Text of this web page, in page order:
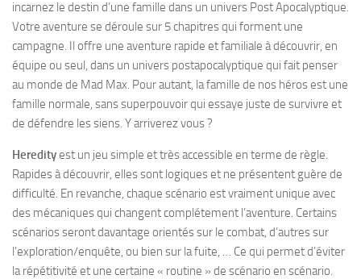
incarnez le destin d’une famille dans un univers Post Apocalyptique.
Votre aventure se déroule sur 5 chapitres qui forment une
campagne. Il offre une aventure rapide et familiale à découvrir, en
équipe ou seul, dans un univers postapocalyptique qui fait penser
au monde de Mad Max. Pour autant, la famille de nos héros est une
famille normale, sans superpouvoir qui essaye juste de survivre et
de défendre les siens. Y arriverez vous ?
Heredityest un jeu simple et très accessible en terme de règle.
Rapides à découvrir, elles sont logiques et ne présentent guère de
difficulté. En revanche, chaque scénario est vraiment unique avec
des mécaniques qui changent complétement l’aventure. Certains
scénarios seront davantage orientés sur le combat, d’autres sur
l’exploration/enquête, ou bien sur la fuite, … Ce qui permet d’éviter
la répétitivité et une certaine « routine » de scénario en scénario.